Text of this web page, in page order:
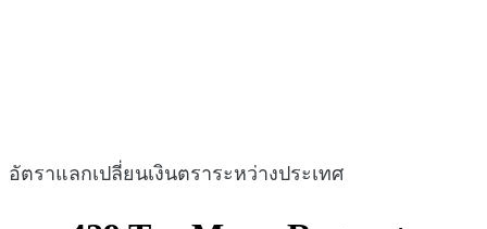
อัตราแลกเปลี่ยนเงินตราระหว่างประเทศ